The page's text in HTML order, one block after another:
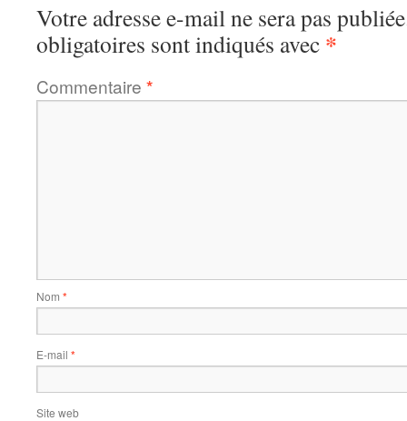
Votre adresse e-mail ne sera pas
obligatoires sont indiqués avec *
Commentaire *
Nom *
E-mail *
Site web